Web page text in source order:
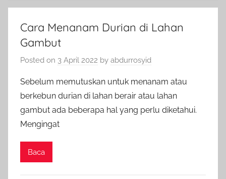
Cara Menanam Durian di Lahan
Gambut
Posted on 3 April 2022 by abdurrosyid
Sebelum memutuskan untuk menanam atau
berkebun durian di lahan berair atau lahan
gambut ada beberapa hal yang perlu diketahui.
Mengingat
Baca